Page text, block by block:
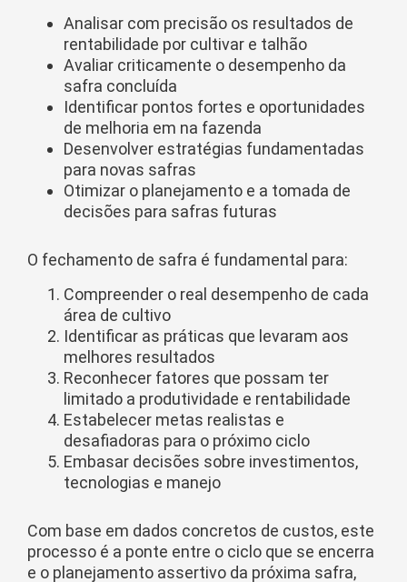
Analisar com precisão os resultados de
rentabilidade por cultivar e talhão
Avaliar criticamente o desempenho da
safra concluída
Identificar pontos fortes e oportunidades
de melhoria em na fazenda
Desenvolver estratégias fundamentadas
para novas safras
Otimizar o planejamento e a tomada de
decisões para safras futuras
O fechamento de safra é fundamental para:
Compreender o real desempenho de cada
área de cultivo
Identificar as práticas que levaram aos
melhores resultados
Reconhecer fatores que possam ter
limitado a produtividade e rentabilidade
Estabelecer metas realistas e
desafiadoras para o próximo ciclo
Embasar decisões sobre investimentos,
tecnologias e manejo
Com base em dados concretos de custos, este
processo é a ponte entre o ciclo que se encerra
e o planejamento assertivo da próxima safra,